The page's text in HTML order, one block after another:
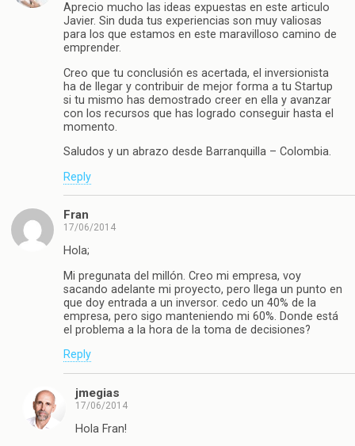
Aprecio mucho las ideas expuestas en este articulo
Javier. Sin duda tus experiencias son muy valiosas
para los que estamos en este maravilloso camino de
emprender.
Creo que tu conclusión es acertada, el inversionista
ha de llegar y contribuir de mejor forma a tu Startup
si tu mismo has demostrado creer en ella y avanzar
con los recursos que has logrado conseguir hasta el
momento.
Saludos y un abrazo desde Barranquilla – Colombia.
Reply
Fran
17/06/2014
Hola;
Mi pregunata del millón. Creo mi empresa, voy
sacando adelante mi proyecto, pero llega un punto en
que doy entrada a un inversor. cedo un 40% de la
empresa, pero sigo manteniendo mi 60%. Donde está
el problema a la hora de la toma de decisiones?
Reply
jmegias
17/06/2014
Hola Fran!